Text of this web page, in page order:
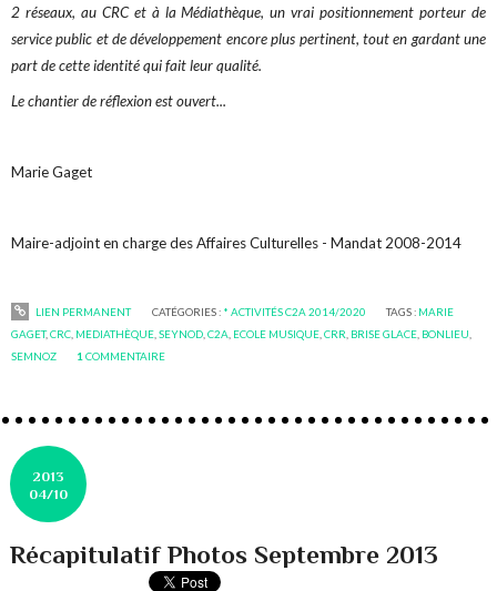
2 réseaux, au CRC et à la Médiathèque, un vrai positionnement porteur de
service public et de développement encore plus pertinent, tout en gardant une
part de cette identité qui fait leur qualité.
Le chantier de réflexion est ouvert...
Marie Gaget
Maire-adjoint en charge des Affaires Culturelles - Mandat 2008-2014
LIEN PERMANENT CATÉGORIES : * ACTIVITÉS C2A 2014/2020 TAGS : MARIE
GAGET,CRC MEDIATHÈQUE ,SEYNOD ,C2A ECOLE MUSIQUE ,CRR BRISE GLACE BONLIEU
SEMNOZ
1 COMMENTAIRE
2013
04/10
Récapitulatif Photos Septembre 2013